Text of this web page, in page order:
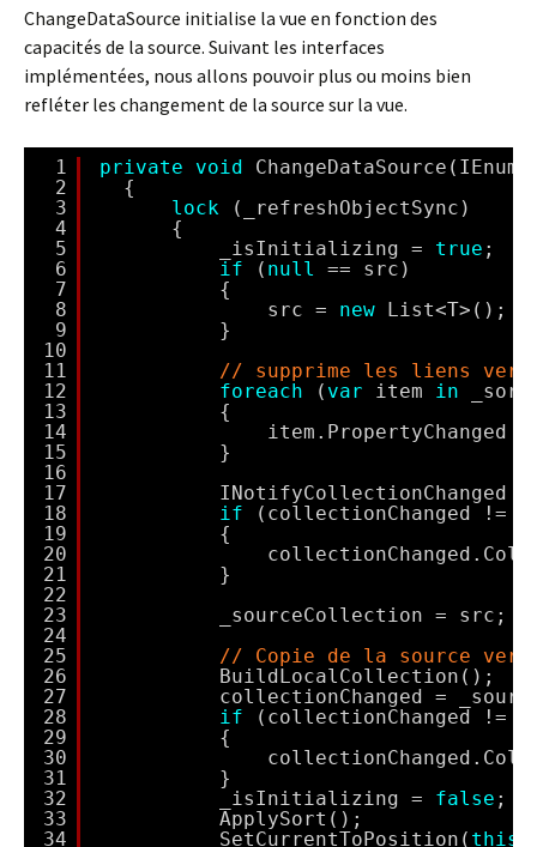
ChangeDataSource initialise la vue en fonction des
capacités de la source. Suivant les interfaces
implémentées, nous allons pouvoir plus ou moins bien
refléter les changement de la source sur la vue.
1
2
3
4
5
6
7
8
9
10
11
12
13
14
15
16
17
18
19
20
21
22
23
24
25
26
27
28
29
30
31
32
33
34
private void
{
lock
(_refreshObjectSync)
{
_isInitializing = true ;
if
( null
== src)
{
src = new List<T>();
}
// supprime les liens vers
foreach
( var item in
{
item.PropertyChanged -
}
INotifyCollectionChanged
if
(collectionChanged !=
{
}
_sourceCollection = src;
// Copie de la source
BuildLocalCollection();
collectionChanged =
if
(collectionChanged !=
{
}
_isInitializing = false ;
ApplySort();
SetCurrentToPosition( this